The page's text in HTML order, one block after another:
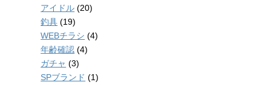
アイドル (20)
釣具 (19)
WEBチラシ (4)
年齢確認 (4)
ガチャ (3)
SPブランド (1)